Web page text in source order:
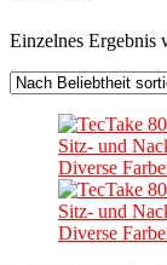
Einzelnes Ergebnis